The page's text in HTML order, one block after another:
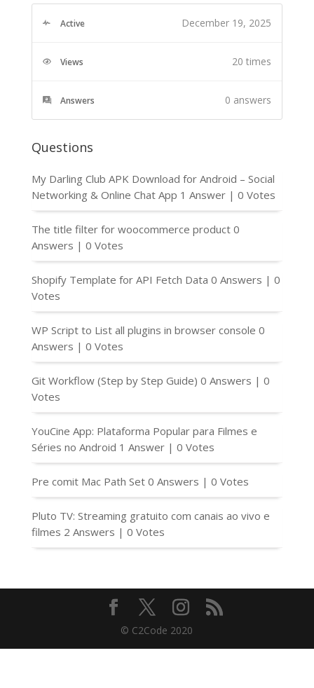
Active December 19, 2025
Views 20 times
Answers 0 answers
Questions
My Darling Club APK Download for Android – Social
Networking & Online Chat App 1 Answer | 0 Votes
The title filter for woocommerce product 0
Answers | 0 Votes
Shopify Template for API Fetch Data 0 Answers | 0
Votes
WP Script to List all plugins in browser console 0
Answers | 0 Votes
Git Workflow (Step by Step Guide) 0 Answers | 0
Votes
YouCine App: Plataforma Popular para Filmes e
Séries no Android 1 Answer | 0 Votes
Pre comit Mac Path Set 0 Answers | 0 Votes
Pluto TV: Streaming gratuito com canais ao vivo e
filmes 2 Answers | 0 Votes
© C2Code 2020